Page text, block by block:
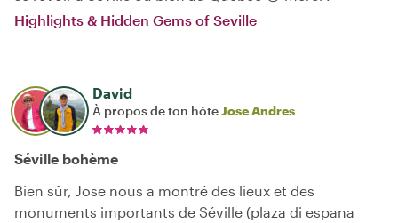
Highlights & Hidden Gems of Seville
David
À propos de ton hôteJose Andres
Séville bohème
Bien sûr, Jose nous a montré des lieux et des
monuments importants de Séville (plaza di espana